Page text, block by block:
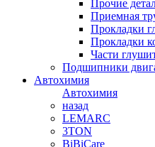
Прочие
Приемная
Прокладки
Прокладки
Части
Подшипники
Автохимия
Автохимия
назад
LEMARC
3TON
BiBiCare